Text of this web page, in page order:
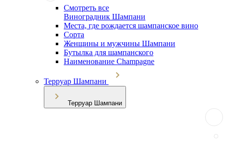
Смотреть все
Виноградник Шампани
Места, где рождается шампанское вино
Сорта
Женщины и мужчины Шампани
Бутылка для шампанского
Наименование Champagne
Терруар Шампани
Терруар Шампани